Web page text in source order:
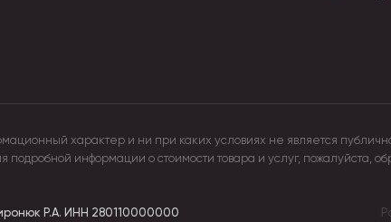
характер и ни при каких условиях не является
подробной информации о стоимости товара и услуг, пожалуйста,
Р.А. ИНН 280110000000